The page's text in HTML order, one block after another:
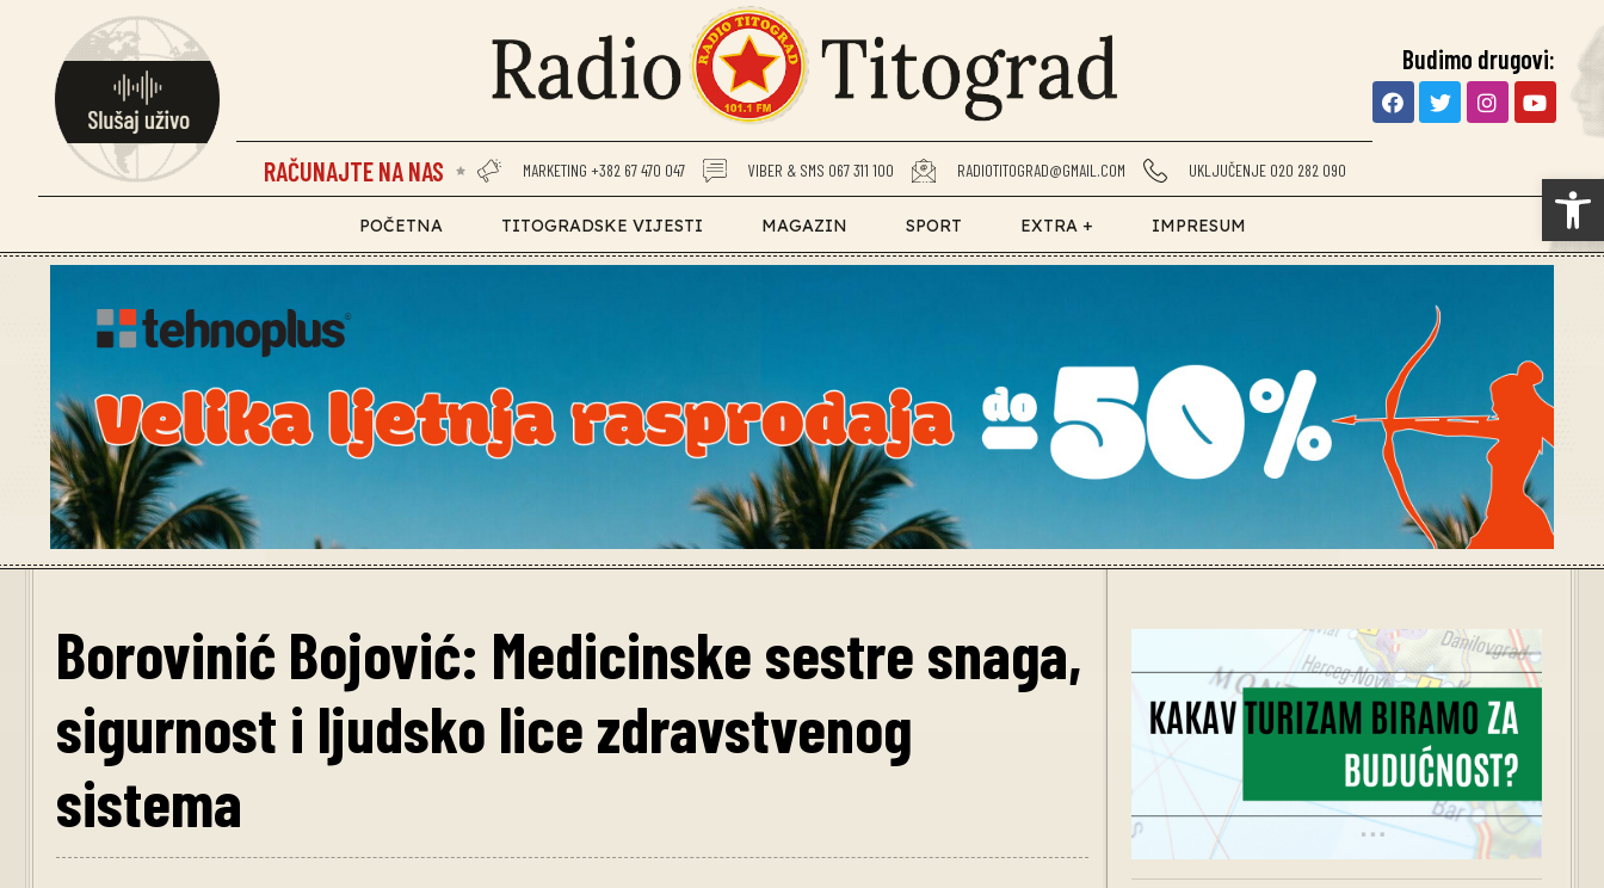
RAČUNAJTE NA NAS MARKETING +382 67 470 047 VIBER & SMS 067 311 100 RADIOTITOGRAD@GMAIL.COM UKLJUČENJE 020 282 090
Budimo drugovi:
POČETNA TITOGRADSKE VIJESTI MAGAZIN SPORT EXTRA + IMPRESUM
Borovinić Bojović: Medicinske sestre snaga,
sigurnost i ljudsko lice zdravstvenog
sistema